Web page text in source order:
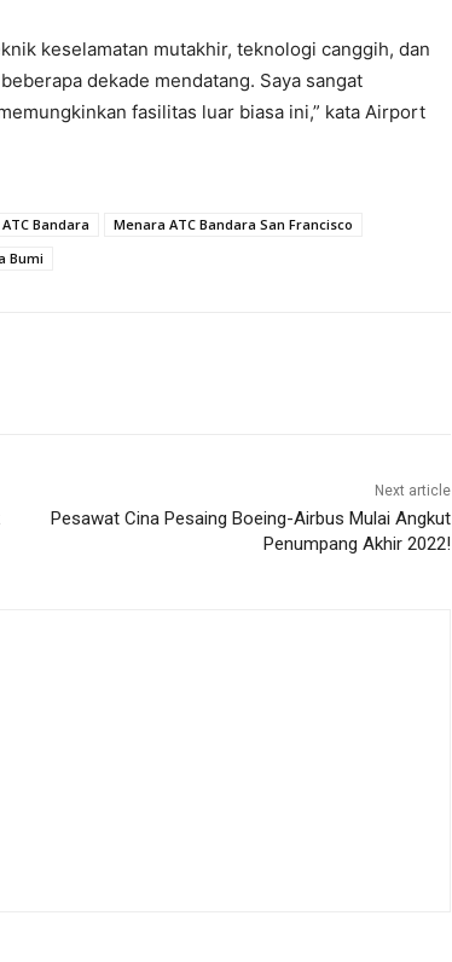
keselamatan mutakhir, teknologi canggih, dan
dekade mendatang. Saya sangat
fasilitas luar biasa ini,” kata Airport
Bandara
Menara ATC Bandara San Francisco
Bumi
Next article
Pesawat Cina Pesaing Boeing-Airbus Mulai Angkut
Penumpang Akhir 2022!